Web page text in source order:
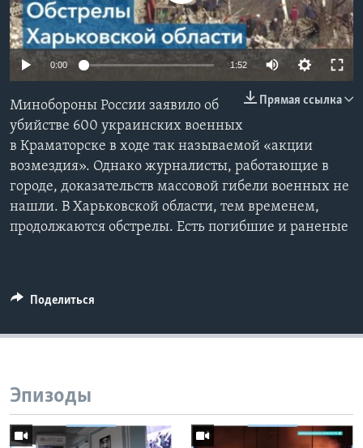
Learning English
СОЦИАЛЬНЫЕ СЕТИ
Языки
0:00 1:52
Прямая ссылка
Минобороны России заявило об
убийстве 600 украинских военных
в Краматорске в ходе так называемой «акции
возмездия». Однако журналисты, работающие в
городе, доказательств массовой гибели военных не
нашли. В Харьковской области, тем временем,
продолжаются обстрелы. Есть погибшие и раненые
Поделиться
Эпизоды